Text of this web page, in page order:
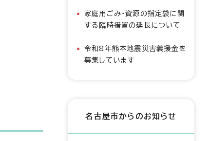
家庭用ごみ・資源の指定袋に関
する臨時措置の延長について
令和8年熊本地震災害義援金を
募集しています
名古屋市からのお知らせ